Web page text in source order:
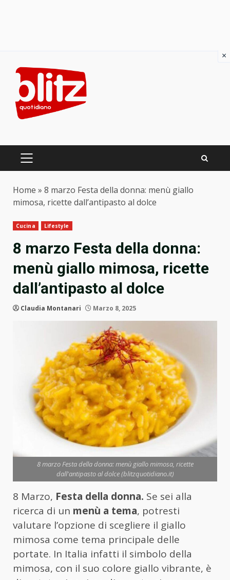
content
PRIMARY
Home » 8 marzo Festa della donna: menù giallo
mimosa, ricette dall’antipasto al dolce
Cucina Lifestyle
8 marzo Festa della donna:
menù giallo mimosa, ricette
dall’antipasto al dolce
Claudia Montanari Marzo 8, 2025
8 marzo Festa della donna: menù giallo mimosa, ricette
dall'antipasto al dolce (blitzquotidiano.it)
8 Marzo, Festa della donna. Se sei alla
ricerca di un menù a tema, potresti
valutare l’opzione di scegliere il giallo
mimosa come tema principale delle
portate. In Italia infatti il simbolo della
mimosa, con il suo colore giallo vibrante, è
×